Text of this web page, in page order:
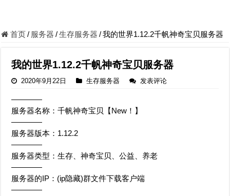
首页/ 服务器 /生存服务器 /我的世界1.12.2千帆神奇宝贝服务器
我的世界1.12.2千帆神奇宝贝服务器
2020年9月22日 生存服务器 发表评论
————
服务器名称：千帆神奇宝贝【New！】
————
服务器版本：1.12.2
————
服务器类型：生存、神奇宝贝、公益、养老
————
服务器的IP：(ip隐藏)群文件下载客户端
————